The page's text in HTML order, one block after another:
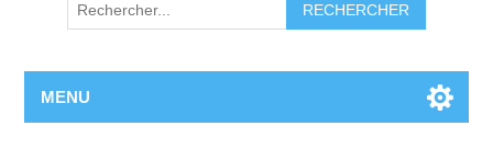
RECHERCHER
MENU